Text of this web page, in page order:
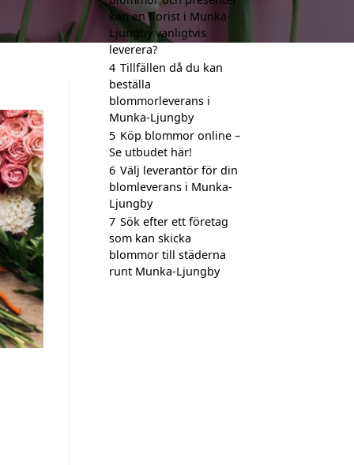
kan en florist i Munka-
Ljungby vanligtvis
leverera?
4 Tillfällen då du kan
beställa
blommorleverans i
Munka-Ljungby
5 Köp blommor online –
Se utbudet här!
6 Välj leverantör för din
blomleverans i Munka-
Ljungby
7 Sök efter ett företag
som kan skicka
blommor till städerna
runt Munka-Ljungby